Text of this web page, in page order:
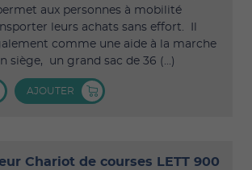
aux personnes à mobilité
leurs achats sans effort. Il
comme une aide à la marche
siège, un grand sac de 36 (...)
AJOUTER
Chariot de courses LETT 900